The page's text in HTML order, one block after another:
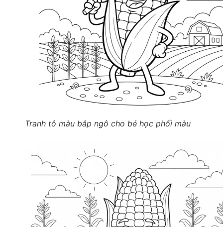
Tranh tô màu bắp ngô cho bé học phối màu